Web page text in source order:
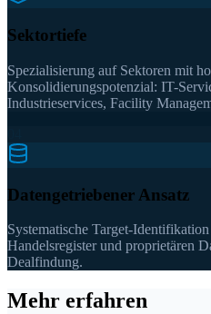
Sektortiefe
Spezialisierung auf Sektoren mit
Konsolidierungspotenzial: IT-
Industrieservices, Facility
Datengetriebener Ansatz
Systematische Target-
Handelsregister und proprietären
Dealfindung.
Mehr erfahren